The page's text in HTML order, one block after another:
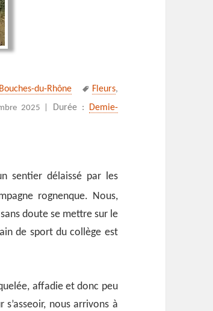
du-Rhône
Mots-
clés
Fleurs,
2025 | Durée :
Demie-
sentier délaissé par les
rognenque. Nous,
doute se mettre sur le
de sport du collège est
affadie et donc peu
nous arrivons à